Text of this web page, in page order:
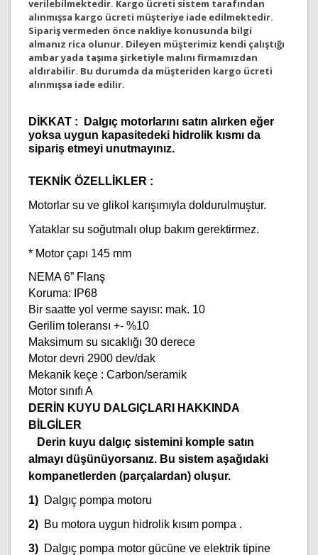
verilebilmektedir. Kargo ücreti sistem tarafından
alınmışsa kargo ücreti müşteriye iade edilmektedir.
Sipariş vermeden önce nakliye konusunda bilgi
almanız rica olunur. Dileyen müşterimiz kendi çalıştığı
ambar yada taşıma şirketiyle malını firmamızdan
aldırabilir. Bu durumda da müşteriden kargo ücreti
alınmışsa iade edilir.
DİKKAT : Dalgıç motorlarını satın alırken eğer
yoksa uygun kapasitedeki hidrolik kısmı da
sipariş etmeyi unutmayınız.
TEKNİK ÖZELLİKLER :
Motorlar su ve glikol karışımıyla doldurulmuştur.
Yataklar su soğutmalı olup bakım gerektirmez.
* Motor çapı 145 mm
NEMA 6” Flanş
Koruma: IP68
Bir saatte yol verme sayısı: mak. 10
Gerilim toleransı +- %10
Maksimum su sıcaklığı 30 derece
Motor devri 2900 dev/dak
Mekanik keçe : Carbon/seramik
Motor sınıfı A
DERİN KUYU DALGIÇLARI HAKKINDA
BİLGİLER
Derin kuyu dalgıç sistemini komple satın
almayı düşünüyorsanız. Bu sistem aşağıdaki
kompanetlerden (parçalardan) oluşur.
1) Dalgıç pompa motoru
2) Bu motora uygun hidrolik kısım pompa .
3) Dalgıç pompa motor gücüne ve elektrik tipine